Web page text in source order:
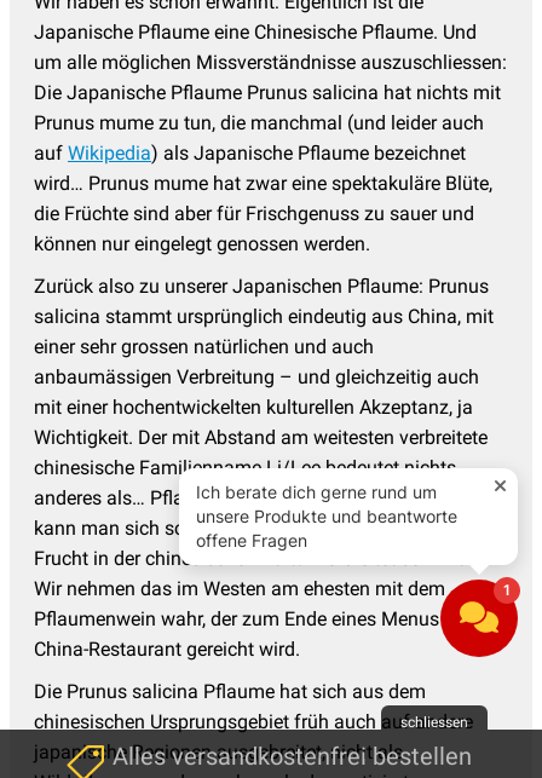
Japanische Pflaume eine Chinesische Pflaume. Und
um alle möglichen Missverständnisse auszuschliessen:
Die Japanische Pflaume Prunus salicina hat nichts mit
Prunus mume zu tun, die manchmal (und leider auch
auf Wikipedia) als Japanische Pflaume bezeichnet
wird… Prunus mume hat zwar eine spektakuläre Blüte,
die Früchte sind aber für Frischgenuss zu sauer und
können nur eingelegt genossen werden.
Zurück also zu unserer Japanischen Pflaume: Prunus
salicina stammt ursprünglich eindeutig aus China, mit
einer sehr grossen natürlichen und auch
anbaumässigen Verbreitung – und gleichzeitig auch
mit einer hochentwickelten kulturellen Akzeptanz, ja
Wichtigkeit. Der mit Abstand am weitesten verbreitete
chinesische Familienname Li/Lee bedeutet nichts
anderes als… Pflaumenbaum. Herr Pflaumenbaum. Da
kann man sich schon vorstellen, wie ubiquitär diese
Frucht in der chinesischen Kultur verbreitet sein muss.
Wir nehmen das im Westen am ehesten mit dem
Pflaumenwein wahr, der zum Ende eines Menus im
China-Restaurant gereicht wird.
Die Prunus salicina Pflaume hat sich aus dem
chinesischen Ursprungsgebiet früh auch auf andere
japanische Regionen ausgebreitet, nicht als
schliessen
Alles versandkostenfrei bestellen